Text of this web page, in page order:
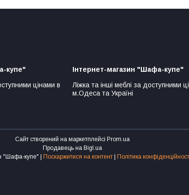
купе"
цінами в
Інтернет-магазин "Шафа-купе"
Ліжка та інші меблі за доступними
м.Одеса та Україні
Сайт створений на маркетплейсі Prom.ua
Продавець на Bigl.ua
Інтернет-магазин "Шафа-купе" | Поскаржитися на контент | Політика